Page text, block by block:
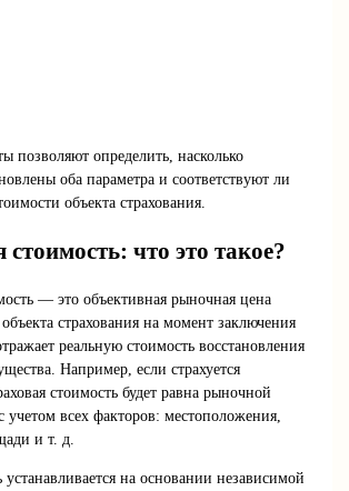
позволяют определить, насколько
оба параметра и соответствуют ли
объекта страхования.
стоимость: что это такое?
— это объективная рыночная цена
страхования на момент заключения
реальную стоимость восстановления
Например, если страхуется
стоимость будет равна рыночной
учетом всех факторов: местоположения,
и т. д.
устанавливается на основании независимой